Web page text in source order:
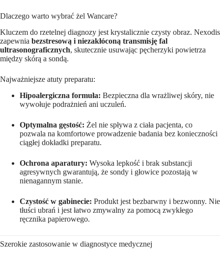
Dlaczego warto wybrać żel Wancare?
Kluczem do rzetelnej diagnozy jest krystalicznie czysty obraz. Nexodis
zapewnia bezstresową i niezakłóconą transmisję fal
ultrasonograficznych, skutecznie usuwając pęcherzyki powietrza
między skórą a sondą.
Najważniejsze atuty preparatu:
Hipoalergiczna formuła: Bezpieczna dla wrażliwej skóry, nie
wywołuje podrażnień ani uczuleń.
Optymalna gęstość: Żel nie spływa z ciała pacjenta, co
pozwala na komfortowe prowadzenie badania bez konieczności
ciągłej dokładki preparatu.
Ochrona aparatury: Wysoka lepkość i brak substancji
agresywnych gwarantują, że sondy i głowice pozostają w
nienagannym stanie.
Czystość w gabinecie: Produkt jest bezbarwny i bezwonny. Nie
tłuści ubrań i jest łatwo zmywalny za pomocą zwykłego
ręcznika papierowego.
Szerokie zastosowanie w diagnostyce medycznej